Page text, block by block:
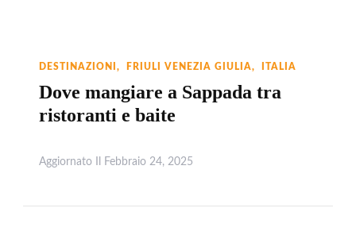
DESTINAZIONI FRIULI VENEZIA GIULIA ITALIA
Dove mangiare a Sappada tra
ristoranti e baite
Aggiornato Il Febbraio 24, 2025